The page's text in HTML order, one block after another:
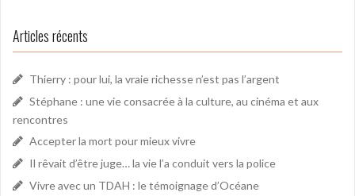
Articles récents
Thierry : pour lui, la vraie richesse n’est pas l’argent
Stéphane : une vie consacrée à la culture, au cinéma et aux
rencontres
Accepter la mort pour mieux vivre
Il rêvait d’être juge… la vie l’a conduit vers la police
Vivre avec un TDAH : le témoignage d’Océane